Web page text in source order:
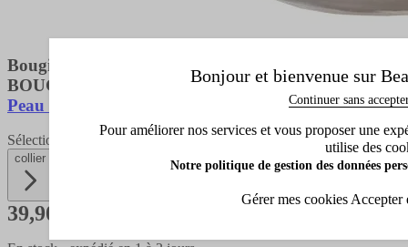
Bougie Chantilly éphémère Framboise
BOUGIE BIJOU
Peau d'Ane
Sélectionnez la teinte
collier
39,90 €
Bonjour et bienvenue sur
Continuer sans
Pour améliorer nos services et vous proposer une
utilise des
Notre politique de gestion des données
Gérer mes cookies Accepter